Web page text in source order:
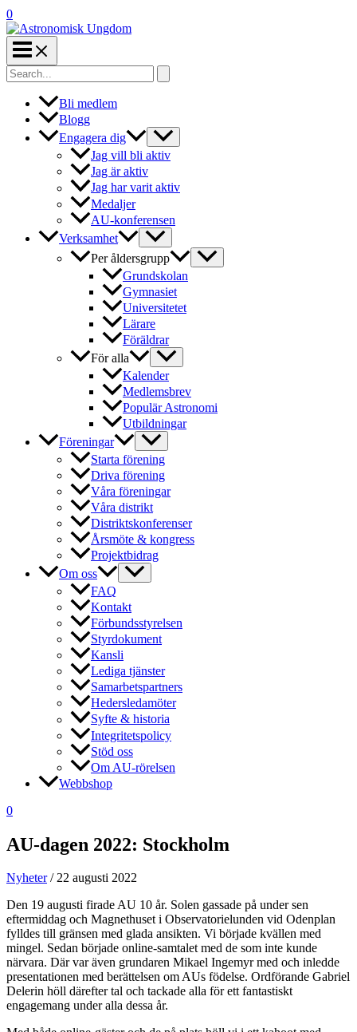
0
Search
for:
Bli medlem
Blogg
Engagera dig
Jag vill bli aktiv
Jag är aktiv
Jag har varit aktiv
Medaljer
AU-konferensen
Verksamhet
Per åldersgrupp
Grundskolan
Gymnasiet
Universitetet
Lärare
Föräldrar
För alla
Kalender
Medlemsbrev
Populär Astronomi
Utbildningar
Föreningar
Starta förening
Driva förening
Våra föreningar
Våra distrikt
Distriktskonferenser
Årsmöte & kongress
Projektbidrag
Om oss
FAQ
Kontakt
Förbundsstyrelsen
Styrdokument
Kansli
Lediga tjänster
Samarbetspartners
Hedersledamöter
Syfte & historia
Integritetspolicy
Stöd oss
Om AU-rörelsen
Webbshop
0
AU-dagen 2022: Stockholm
Nyheter/22 augusti 2022
Den 19 augusti firade AU 10 år. Solen gassade på under sen
eftermiddag och Magnethuset i Observatorielunden vid Odenplan
fylldes till gränsen med glada ansikten. Vi började kvällen med
mingel. Sedan började online-samtalet med de som inte kunde
närvara. Där var även grundaren Mikael Ingemyr med och inledde
presentationen med berättelsen om AUs födelse. Ordförande Gabriel
Delerin höll därefter tal och tackade alla för ett fantastiskt
engagemang under alla dessa år.